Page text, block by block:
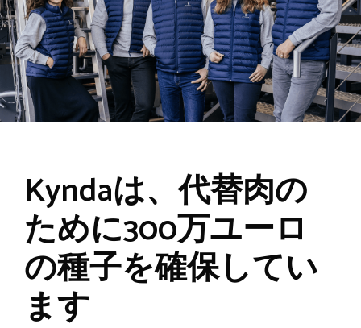
Kyndaは、代替肉の
ために300万ユーロ
の種子を確保してい
ます